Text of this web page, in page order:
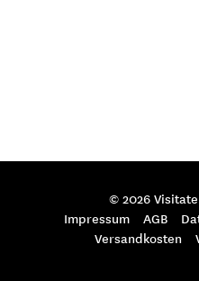
© 2026
Impressum
AGB
Versandkosten